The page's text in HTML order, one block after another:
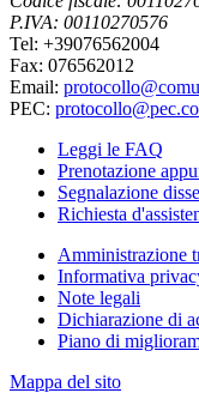
P.IVA: 00110270576
Tel: +39076562004
Fax: 076562012
Email:
PEC:
Leggi le FAQ
Prenotazione
Segnalazione
Richiesta
Amministrazione
Informativa
Note legali
Dichiarazione di
Piano di
Mappa del sito